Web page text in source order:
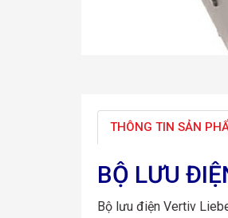
THÔNG TIN SẢN
BỘ LƯU
Bộ lưu điện Vertiv